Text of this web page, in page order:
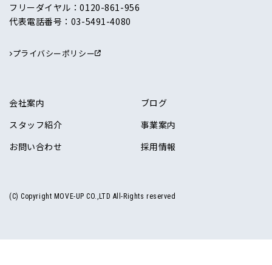
フリーダイヤル：0120-861-956
代表電話番号： 03-5491-4080
プライバシーポリシー
会社案内
ブログ
事業案内
採用情報
スタッフ紹介
お問い合わせ
(C) Copyright MOVE-UP CO.,LTD All-Rights reserved